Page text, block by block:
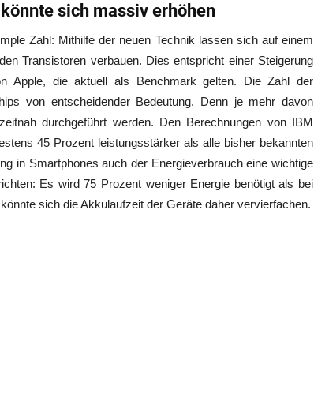
sich massiv erhöhen
Zahl: Mithilfe der neuen Technik lassen sich auf einem
Transistoren verbauen. Dies entspricht einer Steigerung
Apple, die aktuell als Benchmark gelten. Die Zahl der
von entscheidender Bedeutung. Denn je mehr davon
durchgeführt werden. Den Berechnungen von IBM
45 Prozent leistungsstärker als alle bisher bekannten
in Smartphones auch der Energieverbrauch eine wichtige
Es wird 75 Prozent weniger Energie benötigt als bei
sich die Akkulaufzeit der Geräte daher vervierfachen.